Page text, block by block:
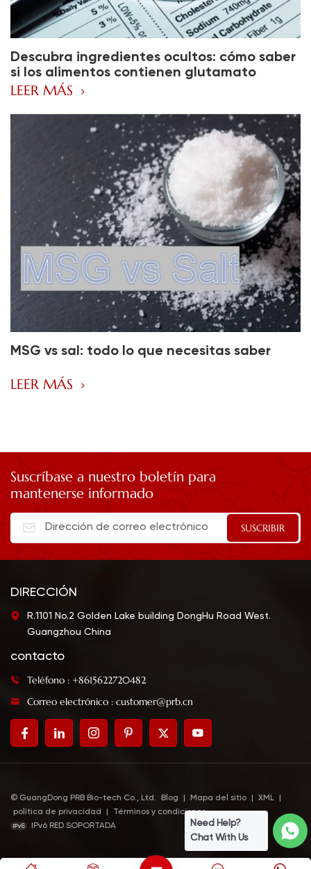
Descubra ingredientes ocultos: cómo saber
si los alimentos contienen glutamato
monosódico
LEER MÁS
MSG vs sal: todo lo que necesitas saber
LEER MÁS
Suscríbase a nuestro boletín para
mantenerse informado
DIRECCIÓN
R.1101 No.2 Golden Lake building DongHu Road West.
Guangzhou China
contacto
Teléfono : +8615622720482
Correo electrónico : customer@prb.cn
© GuangDong PRB Bio-tech Co., Ltd. Blog Mapa del sitio XML
política de privacidad
Términos y condiciones
IPv6 RED SOPORTADA
Need Help?
Chat With Us